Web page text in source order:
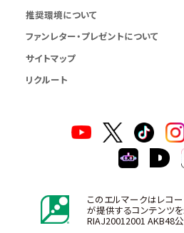
推奨環境について
ファンレター・プレゼントについて
サイトマップ
リクルート
このエルマークはレコ
が提供するコンテンツ
RIAJ20012001 AKB48